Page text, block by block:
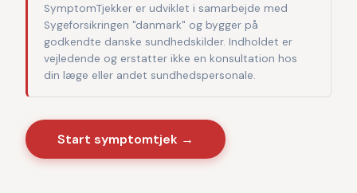
SymptomTjekker er udviklet i samarbejde med
Sygeforsikringen "danmark" og bygger på
godkendte danske sundhedskilder. Indholdet er
vejledende og erstatter ikke en konsultation hos
din læge eller andet sundhedspersonale.
Start symptomtjek →